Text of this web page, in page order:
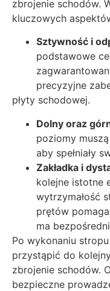
zbrojenie schodów.
kluczowych
Sztywność i
podstawowe
precyzyjne
płyty schodowej.
Dolny oraz
poziomy
aby spełniały
Zakładka i
kolejne istotne
wytrzymałość
prętów
ma
Po wykonaniu
przystąpić do
zbrojenie schodów.
bezpieczne